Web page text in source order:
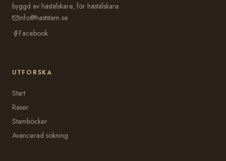
byggd av hästälskare, för hästälskare.
info@haststam.se
Facebook
UTFORSKA
Start
Raser
Stamböcker
Avancerad sökning